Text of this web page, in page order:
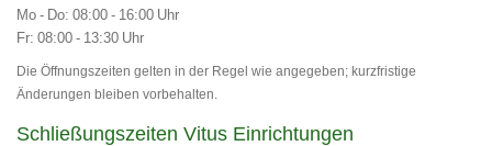
Mo - Do: 08:00 - 16:00 Uhr
Fr: 08:00 - 13:30 Uhr
Die Öffnungszeiten gelten in der Regel wie angegeben; kurzfristige
Änderungen bleiben vorbehalten.
Schließungszeiten Vitus Einrichtungen